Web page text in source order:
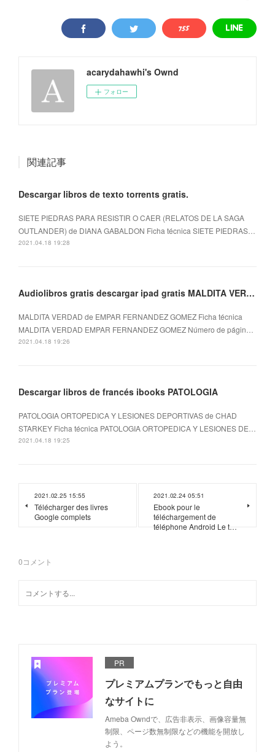
acarydahawhi's Ownd
フォロー
関連記事
Descargar libros de texto torrents gratis.
SIETE PIEDRAS PARA RESISTIR O CAER (RELATOS DE LA SAGA
OUTLANDER) de DIANA GABALDON Ficha técnica SIETE PIEDRAS…
2021.04.18 19:28
Audiolibros gratis descargar ipad gratis MALDITA VERDAD
MALDITA VERDAD de EMPAR FERNANDEZ GOMEZ Ficha técnica
MALDITA VERDAD EMPAR FERNANDEZ GOMEZ Número de págin…
2021.04.18 19:26
Descargar libros de francés ibooks PATOLOGIA
PATOLOGIA ORTOPEDICA Y LESIONES DEPORTIVAS de CHAD
STARKEY Ficha técnica PATOLOGIA ORTOPEDICA Y LESIONES DE…
2021.04.18 19:25
2021.02.25 15:55
Télécharger des livres
Google complets
2021.02.24 05:51
Ebook pour le
téléchargement de
téléphone Android Le t…
0コメント
PR
プレミアムプランでもっと自由
なサイトに
Ameba Owndで、広告非表示、画像容量無
制限、ページ数無制限などの機能を開放し
よう。